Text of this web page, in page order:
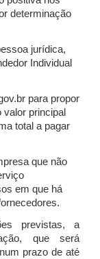
determinação
jurídica,
Individual
para propor
principal
total a pagar
que não
em que há
previstas, a
que será
prazo de até